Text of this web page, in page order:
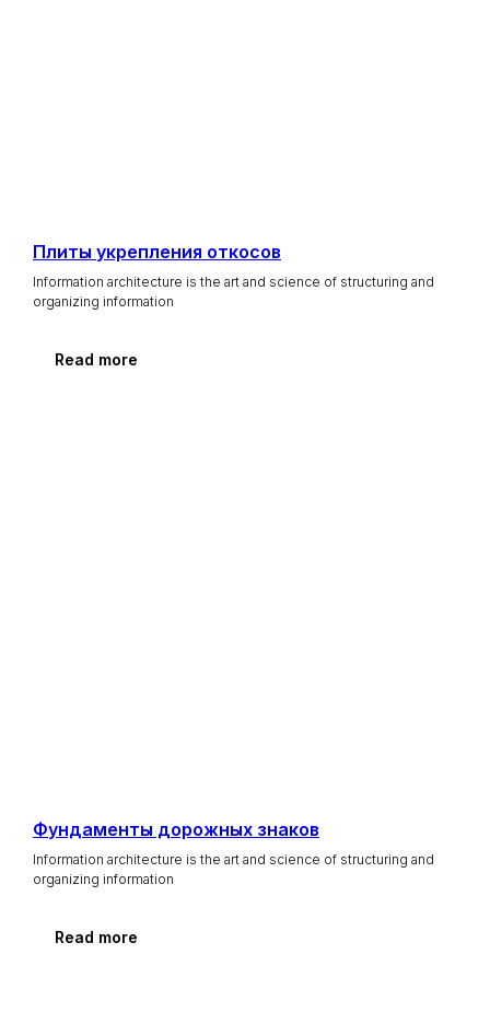
Плиты укрепления откосов
Information architecture is the art and science of structuring and
organizing information
Read more
Фундаменты дорожных знаков
Information architecture is the art and science of structuring and
organizing information
Read more
Не нашли нужный
товар?
проконсультирует.